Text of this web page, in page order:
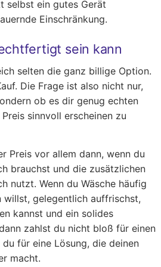
selbst ein gutes Gerät
Einschränkung.
sein kann
selten die ganz billige Option.
Die Frage ist also nicht nur,
ob es dir genug echten
sinnvoll erscheinen zu
Preis vor allem dann, wenn du
brauchst und die zusätzlichen
nutzt. Wenn du Wäsche häufig
willst, gelegentlich auffrischst,
kannst und ein solides
zahlst du nicht bloß für einen
für eine Lösung, die deinen
macht.